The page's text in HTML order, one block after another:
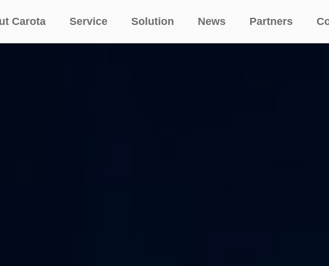
Carota Service Solution News Partners